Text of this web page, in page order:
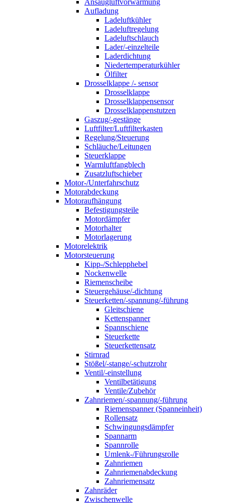
Ansaugluftvorwärmung
Aufladung
Ladeluftkühler
Ladeluftregelung
Ladeluftschlauch
Lader/-einzelteile
Laderdichtung
Niedertemperaturkühler
Ölfilter
Drosselklappe /- sensor
Drosselklappe
Drosselklappensensor
Drosselklappenstutzen
Gaszug/-gestänge
Luftfilter/Luftfilterkasten
Regelung/Steuerung
Schläuche/Leitungen
Steuerklappe
Warmluftfangblech
Zusatzluftschieber
Motor-/Unterfahrschutz
Motorabdeckung
Motoraufhängung
Befestigungsteile
Motordämpfer
Motorhalter
Motorlagerung
Motorelektrik
Motorsteuerung
Kipp-/Schlepphebel
Nockenwelle
Riemenscheibe
Steuergehäuse/-dichtung
Steuerketten/-spannung/-führung
Gleitschiene
Kettenspanner
Spannschiene
Steuerkette
Steuerkettensatz
Stirnrad
Stößel/-stange/-schutzrohr
Ventil/-einstellung
Ventilbetätigung
Ventile/Zubehör
Zahnriemen/-spannung/-führung
Riemenspanner (Spanneinheit)
Rollensatz
Schwingungsdämpfer
Spannarm
Spannrolle
Umlenk-/Führungsrolle
Zahnriemen
Zahnriemenabdeckung
Zahnriemensatz
Zahnräder
Zwischenwelle